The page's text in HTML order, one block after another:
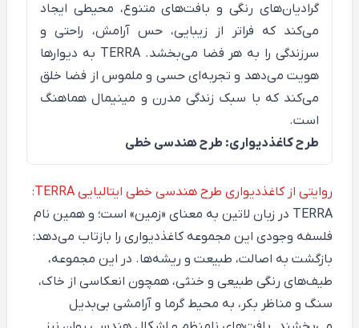
گرادیان‌های رنگی و بافت‌های متنوع، محیطی ایجاد
می‌کند که فراتر از زیبایی، حس آرامش، راحتی و
سرزندگی را به هر فضا می‌بخشد. TERRA به دیوارها
هویت می‌دهد و تجربه‌ای حسی و ملموس از فضا خلق
می‌کند که با سبک زندگی مدرن و مینیمال هماهنگ
است.
طرح کاغذدیواری: طرح هندسی خطی
روایتی از کاغذدیواری طرح هندسی خطی ایتالیایی TERRA:
TERRA در زبان لاتین به معنای «زمین» است؛ و همین نام
فلسفه وجودی این مجموعه کاغذدیواری را بازتاب می‌دهد:
بازگشت به اصالت، طبیعت و ریشه‌ها. در این مجموعه،
طیف‌های رنگی طبیعی و خنثی، همچون انعکاسی از خاک،
سنگ و مناظر بکر، به محیط گرما و آرامشی بی‌بدیل